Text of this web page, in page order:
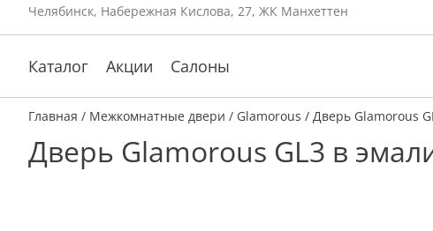
Челябинск, Набережная Кислова, 27, ЖК Манхеттен
Каталог Акции Салоны
Главная / Межкомнатные двери / Glamorous / Дверь Glamorous
Дверь Glamorous GL3 в